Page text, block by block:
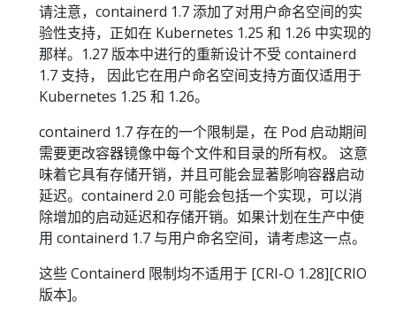
请注意，containerd 1.7 添加了对用户命名空间的实
验性支持，正如在 Kubernetes 1.25 和 1.26 中实现的
那样。1.27 版本中进行的重新设计不受 containerd
1.7 支持， 因此它在用户命名空间支持方面仅适用于
Kubernetes 1.25 和 1.26。
containerd 1.7 存在的一个限制是，在 Pod 启动期间
需要更改容器镜像中每个文件和目录的所有权。 这意
味着它具有存储开销，并且可能会显著影响容器启动
延迟。containerd 2.0 可能会包括一个实现，可以消
除增加的启动延迟和存储开销。如果计划在生产中使
用 containerd 1.7 与用户命名空间，请考虑这一点。
这些 Containerd 限制均不适用于 [CRI-O 1.28][CRIO
版本]。